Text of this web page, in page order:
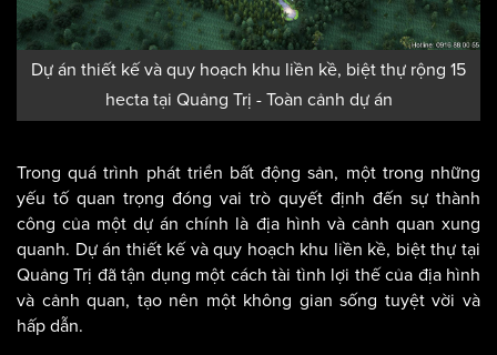
Dự án thiết kế và quy hoạch khu liền kề, biệt thự rộng 15
hecta tại Quảng Trị - Toàn cảnh dự án
Trong quá trình phát triển bất động sản, một trong những
yếu tố quan trọng đóng vai trò quyết định đến sự thành
công của một dự án chính là địa hình và cảnh quan xung
quanh. Dự án thiết kế và quy hoạch khu liền kề, biệt thự tại
Quảng Trị đã tận dụng một cách tài tình lợi thế của địa hình
và cảnh quan, tạo nên một không gian sống tuyệt vời và
hấp dẫn.